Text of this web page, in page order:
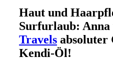
Haut und
Surfurlaub: Anna
Travels absoluter
Kendi-Öl!